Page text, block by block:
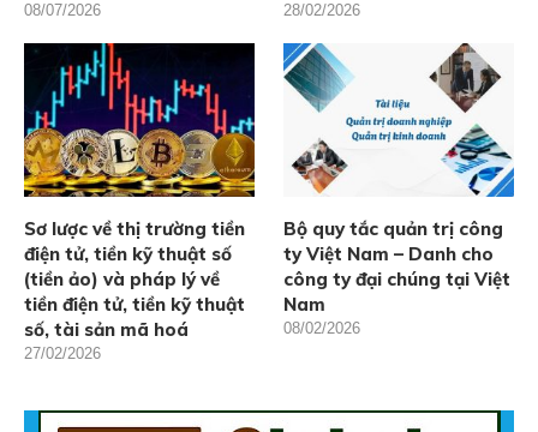
08/07/2026 28/02/2026
Sơ lược về thị trường tiền
điện tử, tiền kỹ thuật số
(tiền ảo) và pháp lý về
tiền điện tử, tiền kỹ thuật
số, tài sản mã hoá
27/02/2026
Bộ quy tắc quản trị công
ty Việt Nam – Danh cho
công ty đại chúng tại Việt
Nam
08/02/2026